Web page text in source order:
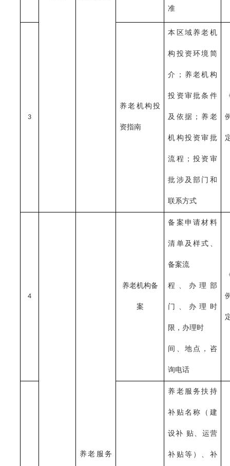
准
3
养老机构投
资指南
本区域养老机
构投资环境简
介；养老机构
投资审批条件
及依据；养老
机构投资审批
流程；投资审
批涉及部门和
联系方式
4
养老服务
养老机构备
案
备案申请材料
清单及样式、
备案流
程、办理部
门、办理时
限，办理时
间、地点，咨
询电话
养老服务扶持
补贴名称（建
设补 贴、运营
补贴等）、补